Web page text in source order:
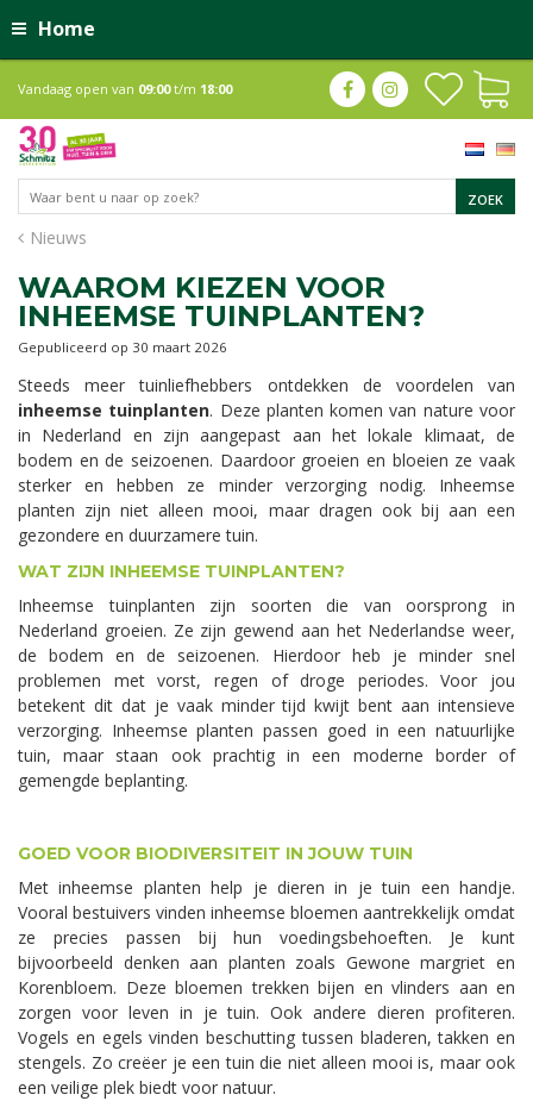
Home
Nieuws
Vandaag open van 09:00t/m 18:00
WAAROM KIEZEN VOOR
INHEEMSE TUINPLANTEN?
Gepubliceerd op 30 maart 2026
Steeds meer tuinliefhebbers ontdekken de voordelen van
inheemse tuinplanten. Deze planten komen van nature voor
in Nederland en zijn aangepast aan het lokale klimaat, de
bodem en de seizoenen. Daardoor groeien en bloeien ze vaak
sterker en hebben ze minder verzorging nodig. Inheemse
planten zijn niet alleen mooi, maar dragen ook bij aan een
gezondere en duurzamere tuin.
WAT ZIJN INHEEMSE TUINPLANTEN?
Inheemse tuinplanten zijn soorten die van oorsprong in
Nederland groeien. Ze zijn gewend aan het Nederlandse weer,
de bodem en de seizoenen. Hierdoor heb je minder snel
problemen met vorst, regen of droge periodes. Voor jou
betekent dit dat je vaak minder tijd kwijt bent aan intensieve
verzorging. Inheemse planten passen goed in een natuurlijke
tuin, maar staan ook prachtig in een moderne border of
gemengde beplanting.
GOED VOOR BIODIVERSITEIT IN JOUW TUIN
Met inheemse planten help je dieren in je tuin een handje.
Vooral bestuivers vinden inheemse bloemen aantrekkelijk omdat
ze precies passen bij hun voedingsbehoeften. Je kunt
bijvoorbeeld denken aan planten zoals Gewone margriet en
Korenbloem. Deze bloemen trekken bijen en vlinders aan en
zorgen voor leven in je tuin. Ook andere dieren profiteren.
Vogels en egels vinden beschutting tussen bladeren, takken en
stengels. Zo creëer je een tuin die niet alleen mooi is, maar ook
een veilige plek biedt voor natuur.